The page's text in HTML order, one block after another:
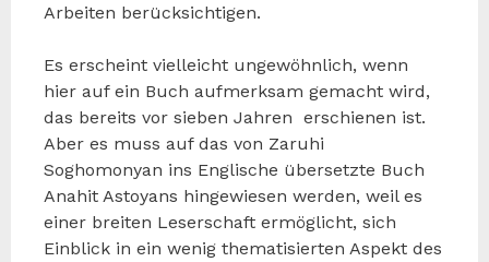
Arbeiten berücksichtigen.
Es erscheint vielleicht ungewöhnlich, wenn
hier auf ein Buch aufmerksam gemacht wird,
das bereits vor sieben Jahren erschienen ist.
Aber es muss auf das von Zaruhi
Soghomonyan ins Englische übersetzte Buch
Anahit Astoyans hingewiesen werden, weil es
einer breiten Leserschaft ermöglicht, sich
Einblick in ein wenig thematisierten Aspekt des